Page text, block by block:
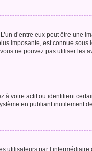
d’entre eux peut être
imposante, est connue
ne pouvez pas utiliser les
votre actif ou identifient
en publiant inutilement
par